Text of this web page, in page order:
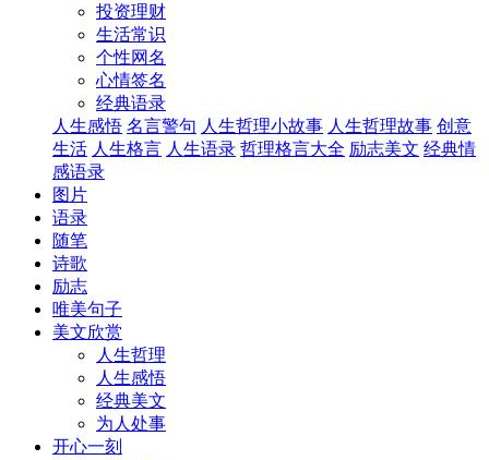
投资理财
生活常识
个性网名
心情签名
经典语录
人生感悟 名言警句 人生哲理小故事 人生哲理故事 创意
生活 人生格言 人生语录 哲理格言大全 励志美文 经典情
感语录
图片
语录
随笔
诗歌
励志
唯美句子
美文欣赏
人生哲理
人生感悟
经典美文
为人处事
开心一刻